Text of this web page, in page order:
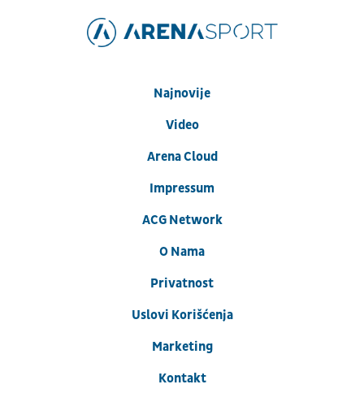
Najnovije
Video
Arena Cloud
Impressum
ACG Network
O Nama
Privatnost
Uslovi Korišćenja
Marketing
Kontakt